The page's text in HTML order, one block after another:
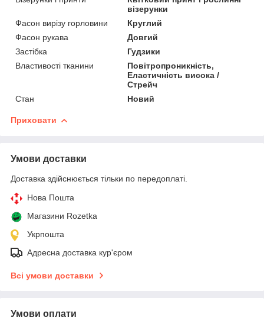
візерунки
Фасон вирізу горловини
Круглий
Фасон рукава
Довгий
Застібка
Гудзики
Властивості тканини
Повітропроникність,
Еластичність висока /
Стрейч
Стан
Новий
Приховати
Умови доставки
Доставка здійснюється тільки по передоплаті.
Нова Пошта
Магазини Rozetka
Укрпошта
Адресна доставка кур'єром
Всі умови доставки
Умови оплати